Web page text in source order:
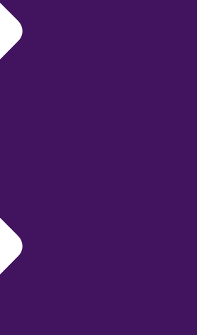
uit het Mobiliteitspanel
we inzicht in de relatie tussen
en vervoerskeuze en
heen verandert.
voor nu en in de toekomst
kunnen houden.